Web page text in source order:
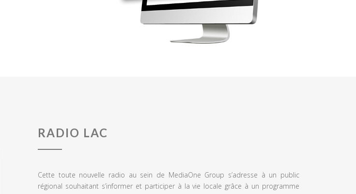
RADIO LAC
Cette toute nouvelle radio au sein de MediaOne Group s’adresse à un public
régional souhaitant s’informer et participer à la vie locale grâce à un programme